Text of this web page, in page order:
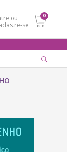
ou
se
0